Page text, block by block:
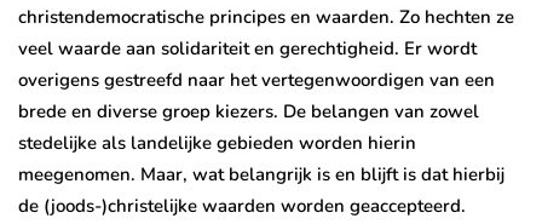
christendemocratische principes en waarden. Zo hechten ze
veel waarde aan solidariteit en gerechtigheid. Er wordt
overigens gestreefd naar het vertegenwoordigen van een
brede en diverse groep kiezers. De belangen van zowel
stedelijke als landelijke gebieden worden hierin
meegenomen. Maar, wat belangrijk is en blijft is dat hierbij
de (joods-)christelijke waarden worden geaccepteerd.